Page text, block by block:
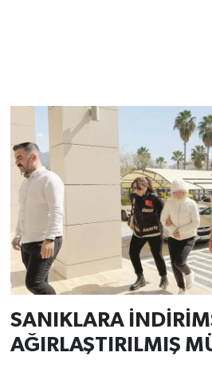
SANIKLARA
AĞIRLAŞTIRILMIŞ